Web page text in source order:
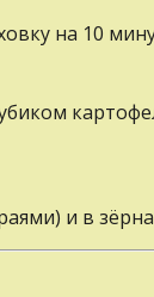
на 10
и в